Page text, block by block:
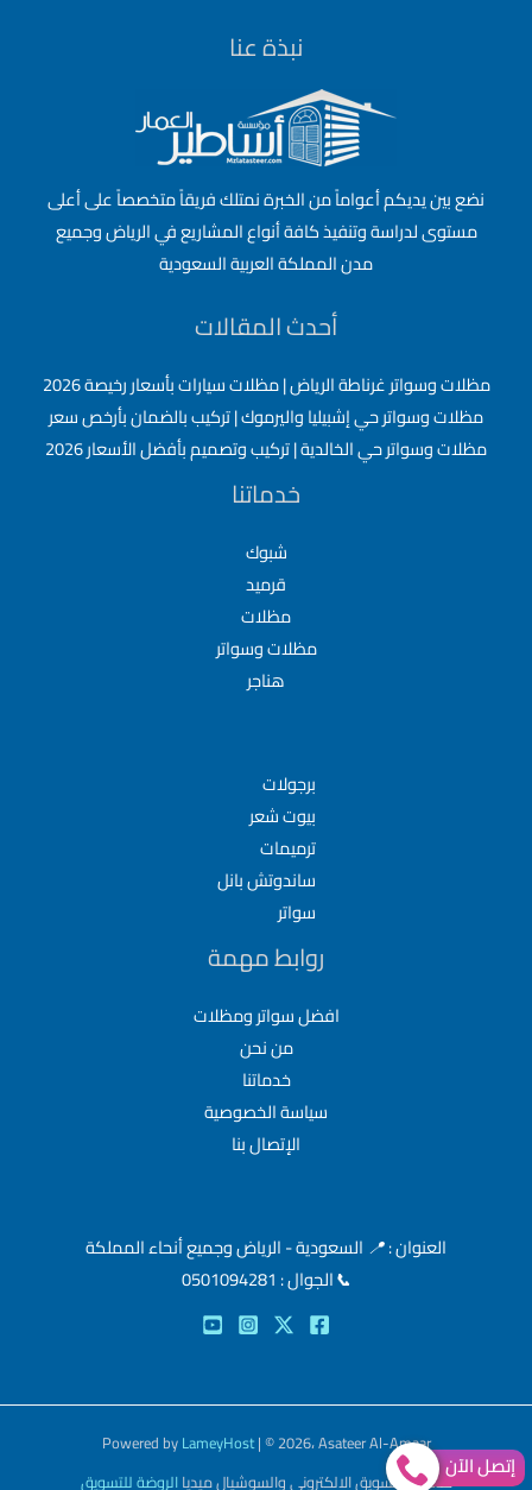
نبذة عنا
نضع بين يديكم أعواماً من الخبرة نمتلك فريقاً متخصصاً على أعلى
مستوى لدراسة وتنفيذ كافة أنواع المشاريع في الرياض وجميع
مدن المملكة العربية السعودية
أحدث المقالات
مظلات وسواتر غرناطة الرياض | مظلات سيارات بأسعار رخيصة 2026
مظلات وسواتر حي إشبيليا واليرموك | تركيب بالضمان بأرخص سعر
مظلات وسواتر حي الخالدية | تركيب وتصميم بأفضل الأسعار 2026
خدماتنا
شبوك
قرميد
مظلات
مظلات وسواتر
هناجر
برجولات
بيوت شعر
ترميمات
ساندوتش بانل
سواتر
روابط مهمة
افضل سواتر ومظلات
من نحن
خدماتنا
سياسة الخصوصية
الإتصال بنا
العنوان :📍 السعودية - الرياض وجميع أنحاء المملكة
📞الجوال : 0501094281
Powered byLameyHost| © 2026، Asateer Al-Amaar
خدمات التسويق الالكتروني والسوشيال ميدياالروضة للتسويق إتصل الآن